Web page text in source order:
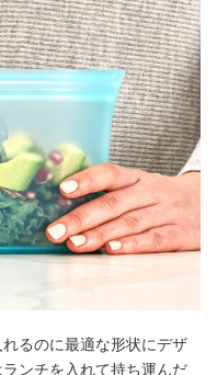
るのに最適な形状にデザ
ンチを入れて持ち運んだ